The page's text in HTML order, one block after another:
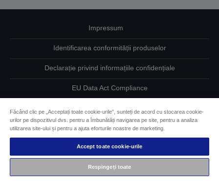
Impressum
Identificarea conformității produselor
Declarație privind informațiile confidențiale
EU Data Act Compliance
Informaţii despre modulele cookie
Angajamentul Epson pe linie de accesibilitate
Drepturi de autor © 2026 Seiko Epson
Făcând clic pe „Acceptați toate cookie-urile”, sunteți de acord cu stocarea cookie-
urilor pe dispozitivul dvs. pentru a îmbunătăți navigarea pe site, pentru a analiza
utilizarea site-ului și pentru a ajuta eforturile noastre de marketing.
Accept toate cookie-urile
Respingeți toate